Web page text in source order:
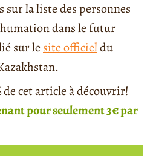
la liste des personnes
dans le futur
sur le site officieldu
de cet article à découvrir!
pour seulement 3€ par